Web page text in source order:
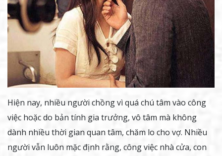
Hiện nay, nhiều người chồng vì quá chú tâm vào công
việc hoặc do bản tính gia trưởng, vô tâm mà không
dành nhiều thời gian quan tâm, chăm lo cho vợ. Nhiều
người vẫn luôn mặc định rằng, công việc nhà cửa, con